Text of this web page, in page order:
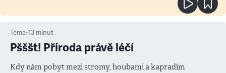
Téma•13 minut
Pšššt! Příroda právě léčí
Kdy nám pobyt mezi stromy, houbami a kapradím